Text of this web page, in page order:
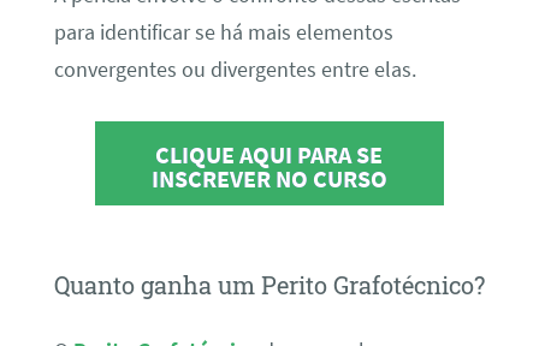
para identificar se há mais elementos
convergentes ou divergentes entre elas.
CLIQUE AQUI PARA SE
INSCREVER NO CURSO
Quanto ganha um Perito Grafotécnico?